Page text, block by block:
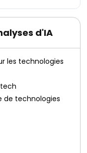
d'IA
les technologies
de technologies